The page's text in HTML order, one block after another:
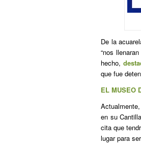
De la
“nos
hecho,
que fue
EL MUSEO
en su
cita que
lugar para